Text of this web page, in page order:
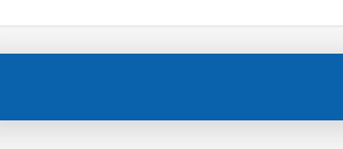
მედია ავრცელებს.